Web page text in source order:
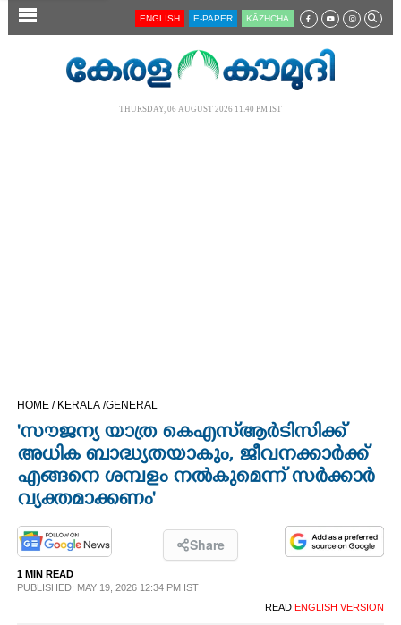
SECTIONS
OPINION
LIFESTYLE
ENGLISH E-PAPER KĀZHCHA
THURSDAY, 06 AUGUST 2026 11.40 PM IST
HOME / KERALA /GENERAL
'സൗജന്യ യാത്ര കെഎസ്‌ആർടിസിക്ക്
അധിക ബാദ്ധ്യതയാകും, ജീവനക്കാർക്ക്
എങ്ങനെ ശമ്പളം നൽകുമെന്ന് സർക്കാർ
വ്യക്തമാക്കണം'
Share
1 MIN READ
PUBLISHED: MAY 19, 2026 12:34 PM IST
READ ENGLISH VERSION